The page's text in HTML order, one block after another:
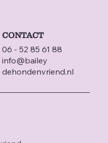
CONTACT
06 - 52 85 61 88
info@bailey
dehondenvriend.nl